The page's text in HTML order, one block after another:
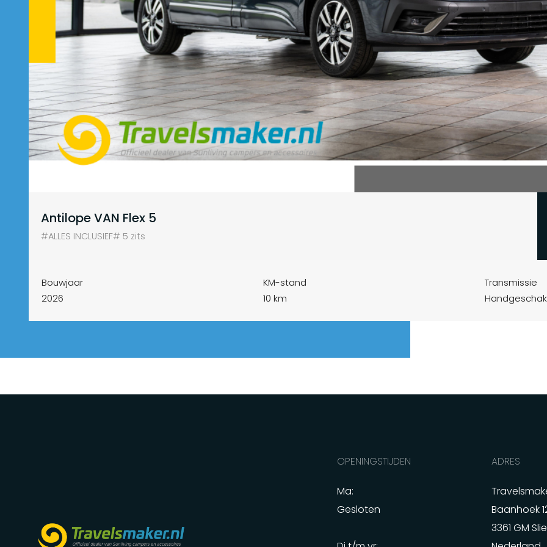
Antilope VAN Flex 5
#ALLES INCLUSIEF# 5 zits
Bouwjaar
2026
KM-stand
10 km
Transmissie
OPENINGSTIJDEN
Ma:
Gesloten
ADRES
Baanhoek
3361 GM